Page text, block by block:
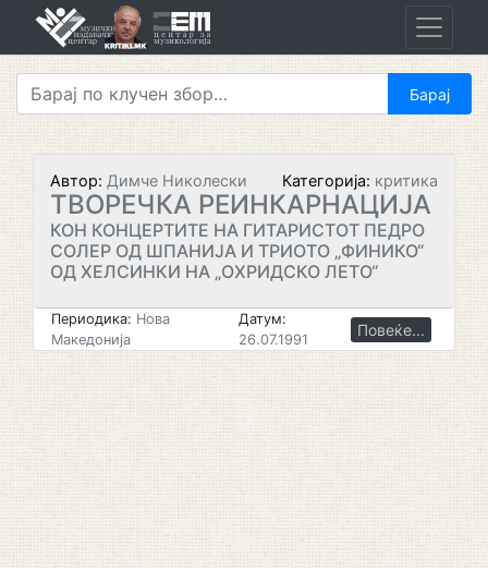
Автор: Димче Николески Категорија: критика
ТВОРЕЧКА РЕИНКАРНАЦИЈА
КОН КОНЦЕРТИТЕ НА ГИТАРИСТОТ ПЕДРО
СОЛЕР ОД ШПАНИЈА И ТРИОТО „ФИНИКО“
ОД ХЕЛСИНКИ НА „ОХРИДСКО ЛЕТО“
Периодика: Нова
Македонија
Датум:
26.07.1991
Повеќе...